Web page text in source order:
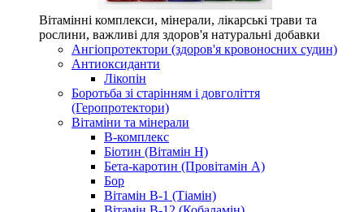
Вітамінні комплекси, мінерали, лікарські трави та
рослини, важливі для здоров'я натуральні добавки
Ангіопротектори (здоров'я кровоносних судин)
Антиоксиданти
Лікопін
Боротьба зі старінням і довголіття
(Геропротектори)
Вітаміни та мінерали
B-комплекс
Біотин (Вітамін H)
Бета-каротин (Провітамін А)
Бор
Вітамін B-1 (Тіамін)